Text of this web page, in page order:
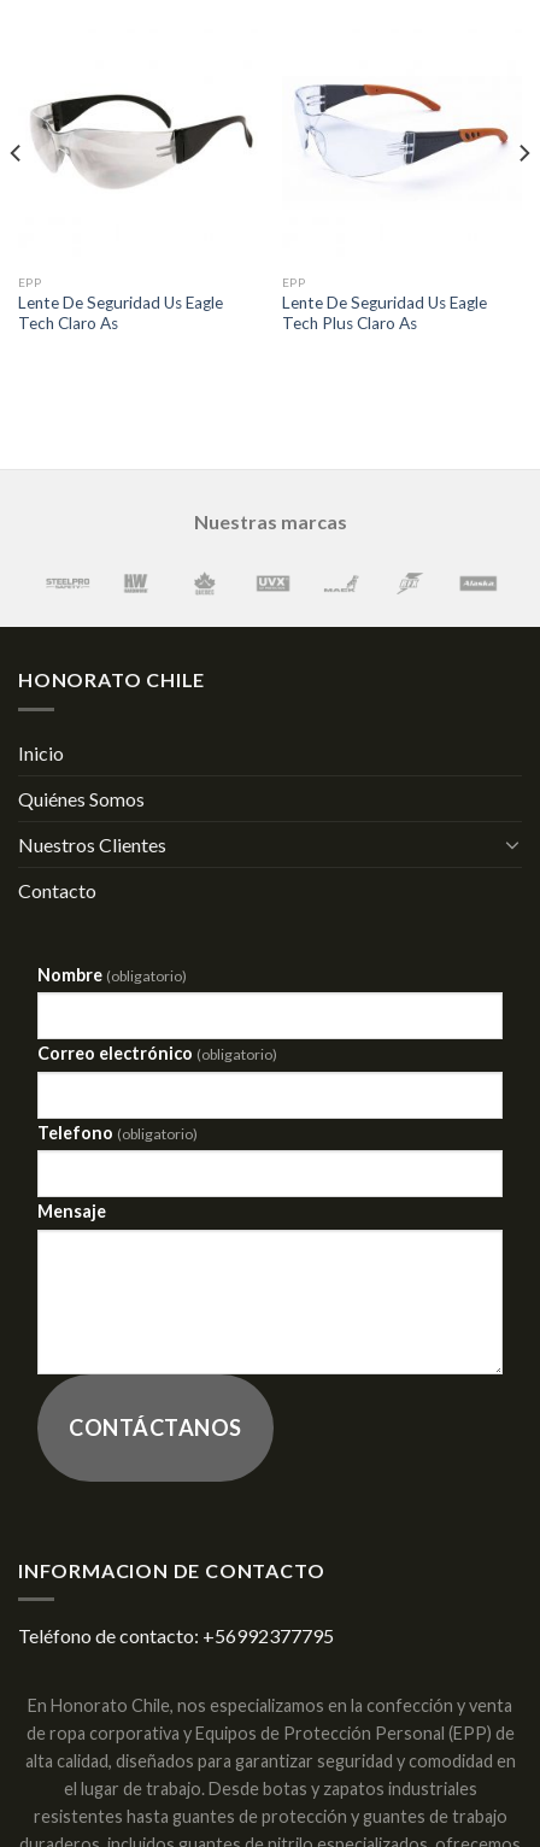
EPP
Lente De Seguridad Us Eagle
Tech Claro As
EPP
Lente De Seguridad Us Eagle
Tech Plus Claro As
Nuestras marcas
HONORATO CHILE
Inicio
Quiénes Somos
Nuestros Clientes
Contacto
Nombre (obligatorio)
Correo electrónico (obligatorio)
Telefono (obligatorio)
Mensaje
CONTÁCTANOS
INFORMACION DE CONTACTO
Teléfono de contacto: +56992377795
En Honorato Chile, nos especializamos en la confección y venta
de ropa corporativa y Equipos de Protección Personal (EPP) de
alta calidad, diseñados para garantizar seguridad y comodidad en
el lugar de trabajo. Desde botas y zapatos industriales
resistentes hasta guantes de protección y guantes de trabajo